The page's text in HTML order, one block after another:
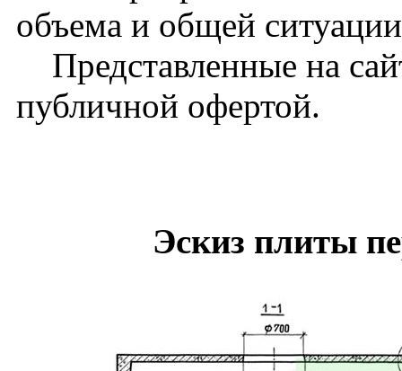
объема и общей
Представленные на
публичной офертой.
Эскиз плиты